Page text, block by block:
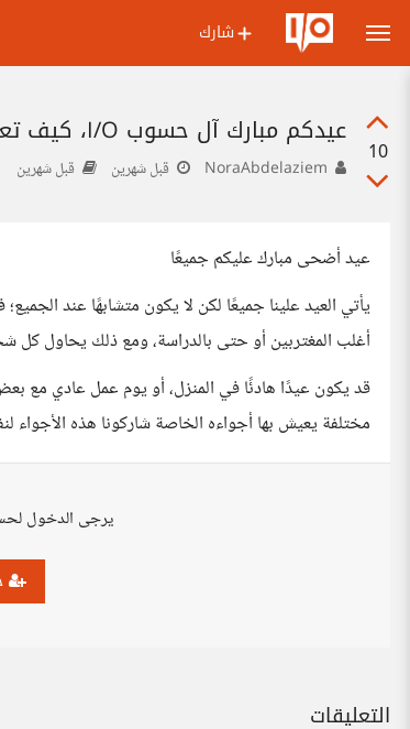
شارك
10
عيدكم مبارك آل حسوب I/O، كيف تعيشون أجواء العيد هذا العام؟
قبل شهرين قبل شهرين
عيد أضحى مبارك عليكم جميعًا
يأتي العيد علينا جميعًا لكن لا يكون متشابهًا عند
أغلب المغتربين أو حتى بالدراسة، ومع ذلك يحاول
قد يكون عيدًا هادئًا في المنزل، أو يوم عمل عادي مع
مختلفة يعيش بها أجواءه الخاصة شاركونا هذه الأجواء
يرجى الدخول
التعليقات